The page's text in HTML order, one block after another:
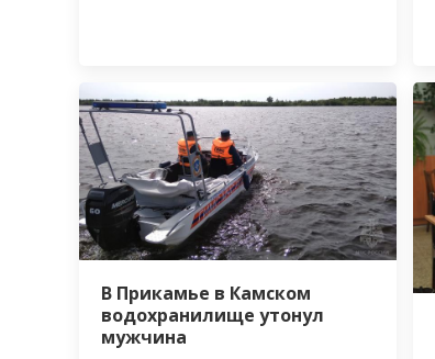
В Прикамье в Камском
водохранилище утонул
мужчина